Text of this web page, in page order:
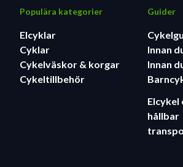
Populära kategorier
Elcyklar
Cyklar
Cykelväskor & korgar
Cykeltillbehör
Guider
Innan
Innan
Elcykel
hållbar